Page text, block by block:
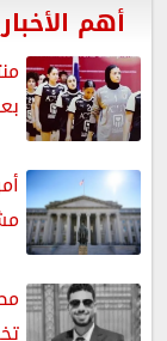
أهم الأخبار